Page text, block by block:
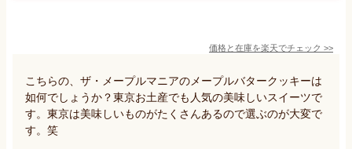
価格と在庫を楽天でチェック >>
こちらの、ザ・メープルマニアのメープルバタークッキーは
如何でしょうか？東京お土産でも人気の美味しいスイーツで
す。東京は美味しいものがたくさんあるので選ぶのが大変で
す。笑